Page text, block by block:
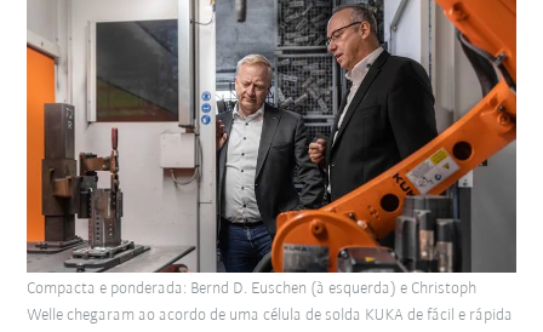
Compacta e ponderada: Bernd D. Euschen (à esquerda) e Christoph
Welle chegaram ao acordo de uma célula de solda KUKA de fácil e rápida